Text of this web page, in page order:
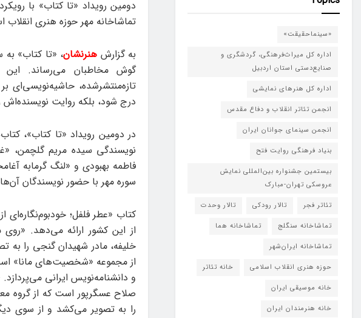
تماشاخانه مهر حوزه هنری انقلاب
به گزارش هنرنشان، «تا کتاب» به
گوش مخاطبان می‌رساند. این
تازه‌منتشرشده، حاشیه‌نویسی‌ای
درج شود، بلکه روایت
در دومین رویداد «تا کتاب»،
نویسندگی سیده مریم گلچمن،
فاطمه بهبودی و «لنگ گرمابه
سوره مهر با حضور نویسندگان
کتاب «عطر فلفل؛ خودبوم‌نگاره‌ای
از این کشور ارائه می‌دهد.
خلیفه، مادر شهیدان گنجی را
از مجموعه «شخصیت‌های مانا»
و دانشنامه‌نویس ایرانی
صلاح عسگرپور است که از گروه
را به تصویر می‌کشد و از سوی
«سینماحقیقت»
اداره کل میراث‌فرهنگی، گردشگری و
صنایع‌دستی استان اردبیل
اداره کل هنرهای نمایشی
انجمن تئاتر انقلاب و دفاع مقدس
انجمن سینمای جوانان ایران
بنیاد فرهنگی روایت فتح
بیستمین جشنواره بین‌المللی نمایش
عروسکی تهران-مبارک
تئاتر فجر
تالار رودکی
تالار وحدت
تماشاخانه سنگلج
تماشاخانه هما
تماشاخانه‌ ایران‌شهر
حوزه هنری انقلاب اسلامی
خانه تئاتر
خانه موسیقی ایران
خانه هنرمندان ایران